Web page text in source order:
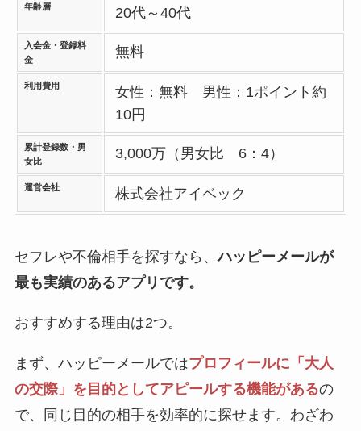
年齢層 20代～40代
入会金・登録料
金
無料
利用費用
女性：無料 男性：1ポイント約
10円
累計登録数・男
女比
3,000万（男女比 6：4）
運営会社 株式会社アイベック
セフレや不倫相手を探すなら、ハッピーメールが
最も実績のあるアプリです。
おすすめする理由は2つ。
まず、ハッピーメールではプロフィールに「大人
の交際」を目的としてアピールする機能があるの
で、同じ目的の相手を効率的に探せます。わざわ